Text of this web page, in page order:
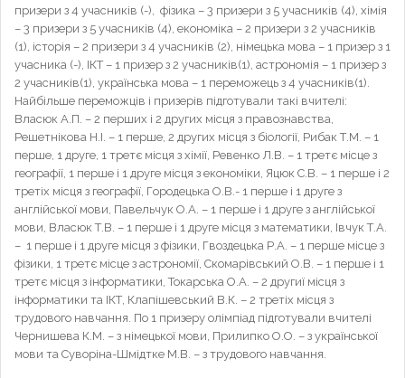
призери з 4 учасників (-), фізика – 3 призери з 5 учасників (4), хімія
– 3 призери з 5 учасників (4), економіка – 2 призери з 2 учасників
(1), історія – 2 призери з 4 учасників (2), німецька мова – 1 призер з 1
учасника (-), ІКТ – 1 призер з 2 учасників(1), астрономія – 1 призер з
2 учасників(1), українська мова – 1 переможець з 4 учасників(1).
Найбільше переможців і призерів підготували такі вчителі:
Власюк А.П. – 2 перших і 2 других місця з правознавства,
Решетнікова Н.І. – 1 перше, 2 других місця з біології, Рибак Т.М. – 1
перше, 1 друге, 1 третє місця з хімії, Ревенко Л.В. – 1 третє місце з
географії, 1 перше і 1 друге місця з економіки, Яцюк С.В. – 1 перше і 2
третіх місця з географії, Городецька О.В.- 1 перше і 1 друге з
англійської мови, Павельчук О.А. – 1 перше і 1 друге з англійської
мови, Власюк Т.В. – 1 перше і 1 друге місця з математики, Івчук Т.А.
– 1 перше і 1 друге місця з фізики, Гвоздецька Р.А. – 1 перше місце з
фізики, 1 третє місце з астрономії, Скомарівський О.В. – 1 перше і 1
третє місця з інформатики, Токарська О.А. – 2 другиї місця з
інформатики та ІКТ, Клапішевський В.К. – 2 третіх місця з
трудового навчання. По 1 призеру олімпіад підготували вчителі
Чернишева К.М. – з німецької мови, Прилипко О.О. – з української
мови та Суворіна-Шмідтке М.В. – з трудового навчання.